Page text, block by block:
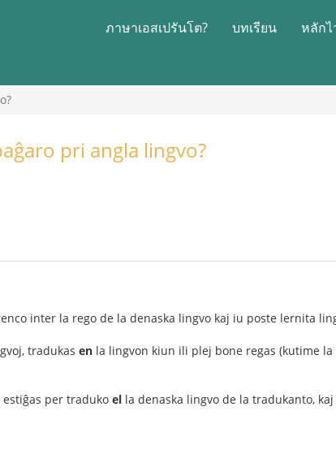
ภาษาเอสเปรันโต? บทเรียน หลัก
pri angla lingvo?
inter la rego de la denaska lingvo kaj iu poste lernita
tradukas en la lingvon kiun ili plej bone regas (kutime
per traduko el la denaska lingvo de la tradukanto,